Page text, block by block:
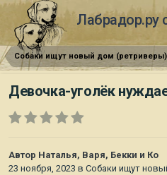
Лабрадор.ру
Собаки ищут новый дом (ретриверы)
Девочка-уголёк
Автор Наталья, Варя, Бекки и Ко
23 ноября, 2023 в Собаки ищут